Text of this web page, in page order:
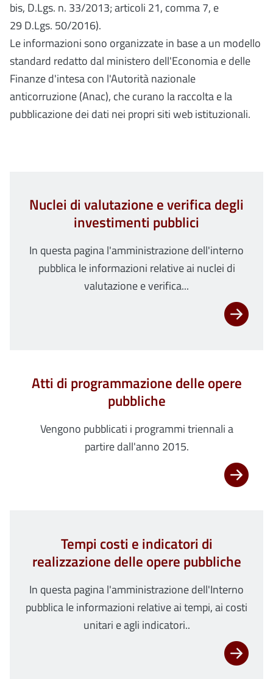
bis, D.Lgs. n. 33/2013; articoli 21, comma 7, e
29 D.Lgs. 50/2016).
Le informazioni sono organizzate in base a un modello
standard redatto dal ministero dell'Economia e delle
Finanze d'intesa con l'Autorità nazionale
anticorruzione (Anac), che curano la raccolta e la
pubblicazione dei dati nei propri siti web istituzionali.
Nuclei di valutazione e verifica degli
investimenti pubblici
In questa pagina l'amministrazione dell'interno
pubblica le informazioni relative ai nuclei di
valutazione e verifica...
Atti di programmazione delle opere
pubbliche
Vengono pubblicati i programmi triennali a
partire dall'anno 2015.
Tempi costi e indicatori di
realizzazione delle opere pubbliche
In questa pagina l'amministrazione dell'Interno
pubblica le informazioni relative ai tempi, ai costi
unitari e agli indicatori..